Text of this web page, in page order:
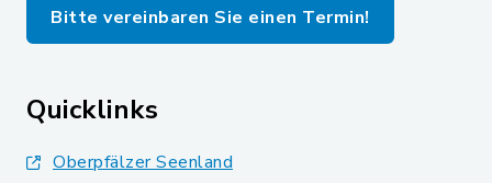
Bitte vereinbaren Sie einen Termin!
Quicklinks
Oberpfälzer Seenland